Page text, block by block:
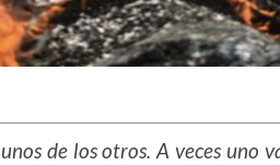
de los otros. A veces uno